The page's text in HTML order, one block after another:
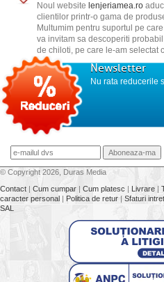
Noul website lenjeriamea.ro
clientilor printr-o gama de
Multumim pentru suportul pe
va invitam sa descoperiti
de chiloti, pe care le-am selectat
Newsletter
Nu rata reducerile
© Copyright 2026, Duras Media
Contact | Cum cumpar | Cum platesc | Livrare |
caracter personal | Politica de retur | Sfaturi
SAL